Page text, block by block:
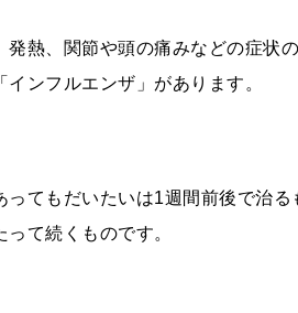
熱、関節や頭の痛みなどの症状
ンフルエンザ」があります。
てもだいたいは1週間前後で治
て続くものです。